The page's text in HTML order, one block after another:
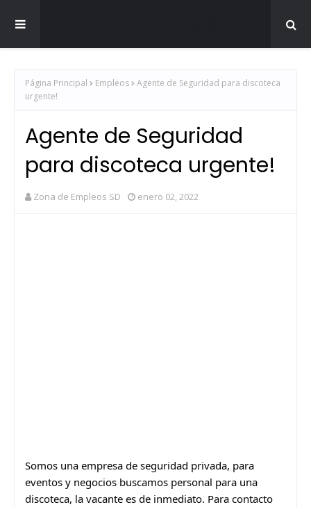
Página Principal Empleos
Agente de Seguridad para discoteca
urgente!
Agente de Seguridad
para discoteca urgente!
Zona de Empleos SD enero 02, 2022
Somos una empresa de seguridad privada, para
eventos y negocios buscamos personal para una
discoteca, la vacante es de inmediato. Para contacto